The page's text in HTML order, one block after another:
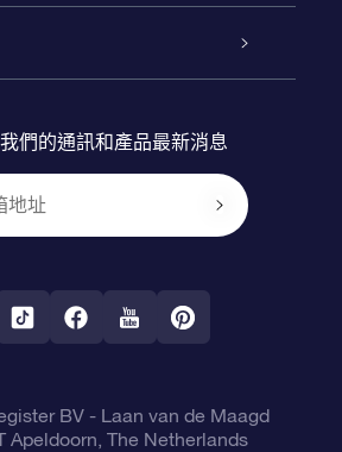
們的通訊和產品最新消息
BV- Laan van de Maagd
Apeldoorn, The Netherlands